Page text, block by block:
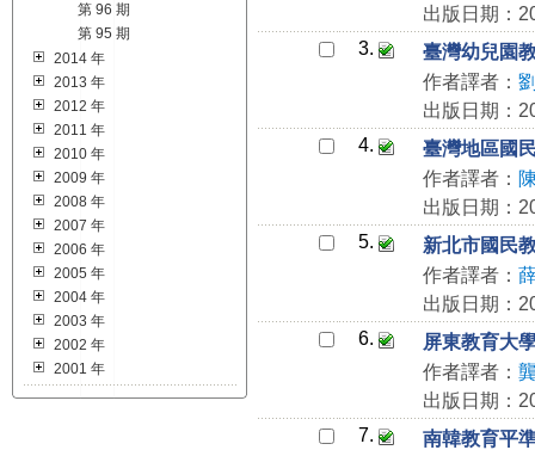
第 96 期
第 95 期
2014 年
2013 年
2012 年
2011 年
2010 年
2009 年
2008 年
2007 年
2006 年
2005 年
2004 年
2003 年
2002 年
2001 年
出版日期：
3.
臺灣幼兒園
作者譯者：
出版日期：
4.
臺灣地區國
作者譯者：
出版日期：
5.
新北市國民
作者譯者：
出版日期：
6.
屏東教育大
作者譯者：
出版日期：
7.
南韓教育平